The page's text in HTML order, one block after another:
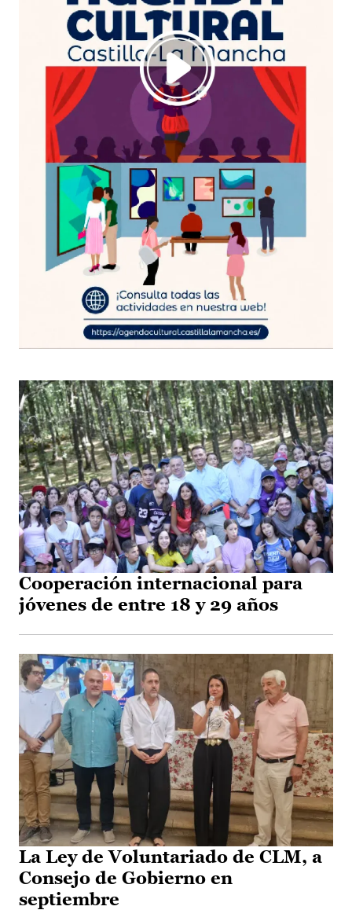
Cooperación internacional para
jóvenes de entre 18 y 29 años
La Ley de Voluntariado de CLM, a
Consejo de Gobierno en
septiembre